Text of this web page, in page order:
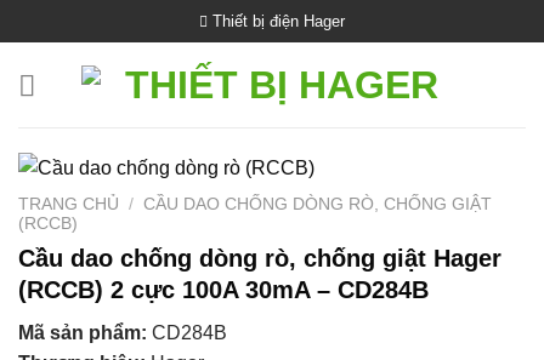
qua
nội
Thiết bị điện Hager
TRANG CHỦ / CẦU DAO CHỐNG DÒNG RÒ, CHỐNG GIẬT
(RCCB)
Cầu dao chống dòng rò, chống giật Hager
(RCCB) 2 cực 100A 30mA – CD284B
Mã sản phẩm: CD284B